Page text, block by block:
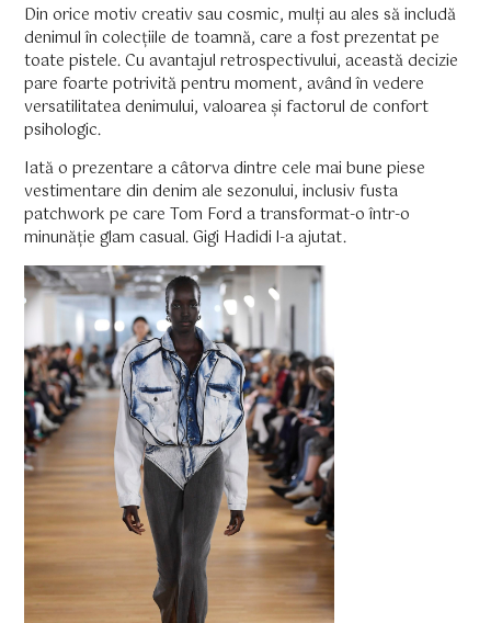
Din orice motiv creativ sau cosmic, mulți au ales să includă
denimul în colecțiile de toamnă, care a fost prezentat pe
toate pistele. Cu avantajul retrospectivului, această decizie
pare foarte potrivită pentru moment, având în vedere
versatilitatea denimului, valoarea și factorul de confort
psihologic.
Iată o prezentare a câtorva dintre cele mai bune piese
vestimentare din denim ale sezonului, inclusiv fusta
patchwork pe care Tom Ford a transformat-o într-o
minunăție glam casual. Gigi Hadidi l-a ajutat.